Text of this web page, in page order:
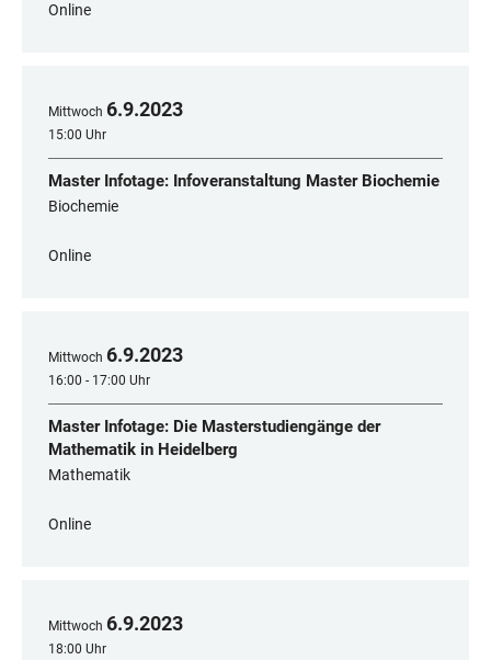
Online
Mittwoch 6.9.2023
15:00 Uhr
Master Infotage: Infoveranstaltung Master Biochemie
Biochemie
Online
Mittwoch 6.9.2023
16:00 - 17:00 Uhr
Master Infotage: Die Masterstudiengänge der
Mathematik in Heidelberg
Mathematik
Online
Mittwoch 6.9.2023
18:00 Uhr